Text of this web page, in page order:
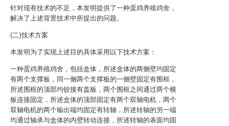
针对现有技术的不足，本发明提供了一种蛋鸡养殖鸡舍，
解决了上述背景技术中所提出的问题。
(二)技术方案
本发明为了实现上述目的具体采用以下技术方案：
一种蛋鸡养殖鸡舍，包括盒体，所述盒体的两侧壁均固定
有两个支撑板，同一侧两个支撑板的一侧壁固定有围框，
所述围框的顶部均铰接有盖板，两个围框之间通过两个横
板连接固定，所述盒体的顶部固定有两个双轴电机，两个
双轴电机的两个输出端均固定有转轴，所述转轴的另一端
均通过轴承与盒体的内壁转动连接，所述转轴的表面均固